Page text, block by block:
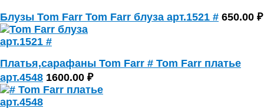
Блузы Tom Farr Tom Farr блуза арт.1521 # 650.00 ₽
Платья,сарафаны Tom Farr # Tom Farr платье
арт.4548 1600.00 ₽